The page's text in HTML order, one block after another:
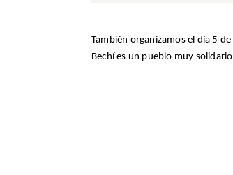
También organizamos el día 5
Bechí es un pueblo muy